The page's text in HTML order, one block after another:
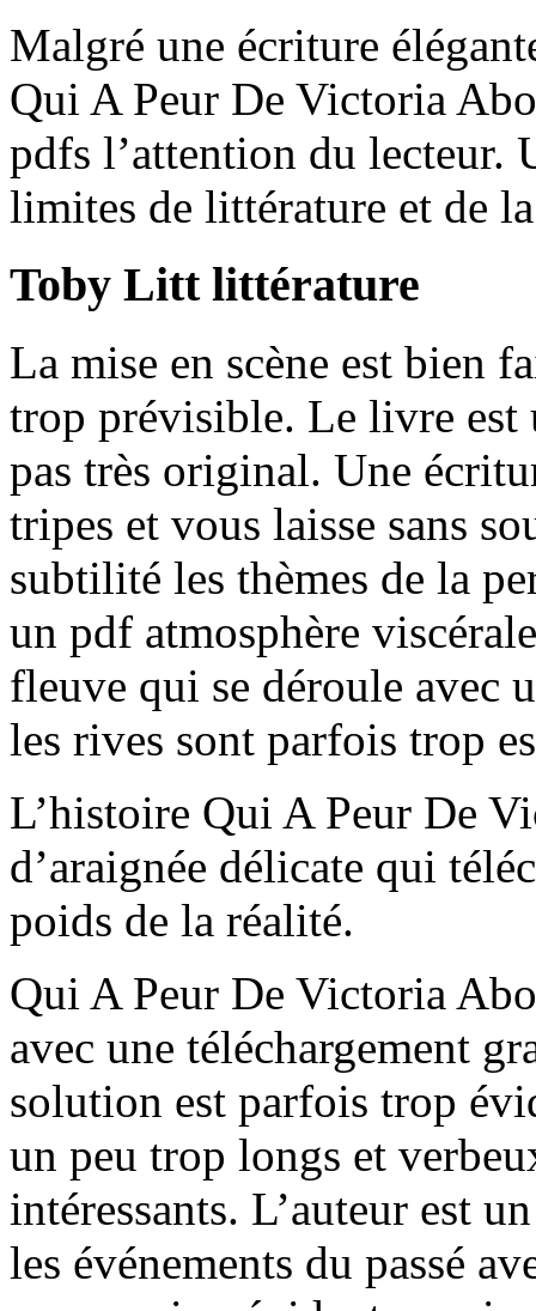
Malgré une écriture
Qui A Peur De Victoria
pdfs l’attention du lecteur.
limites de littérature et de
Toby Litt littérature
La mise en scène est bien
trop prévisible. Le livre est
pas très original. Une
tripes et vous laisse sans
subtilité les thèmes de la
un pdf atmosphère
fleuve qui se déroule avec
les rives sont parfois trop
L’histoire Qui A Peur De
d’araignée délicate qui
poids de la réalité.
Qui A Peur De Victoria
avec une téléchargement
solution est parfois trop
un peu trop longs et
intéressants. L’auteur est
les événements du passé